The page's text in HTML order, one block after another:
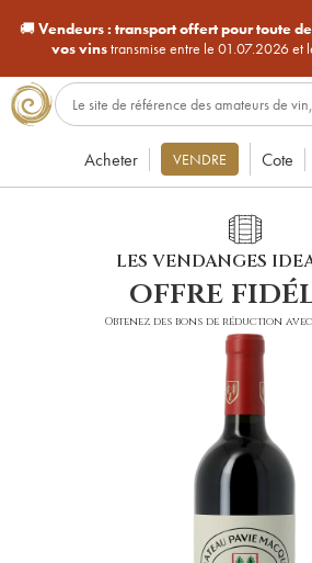
🚚Vendeurs : transport offert pour toute
vos vinstransmise entre le 01.07.2026
Acheter VENDRE Cote
LES VENDANGES
offre
Obtenez des bons de réduction